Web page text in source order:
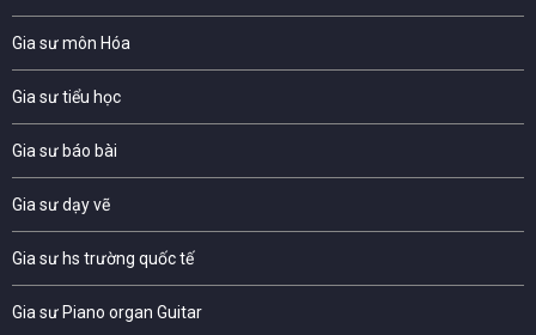
Gia sư môn Hóa
Gia sư tiểu học
Gia sư báo bài
Gia sư dạy vẽ
Gia sư hs trường quốc tế
Gia sư Piano organ Guitar